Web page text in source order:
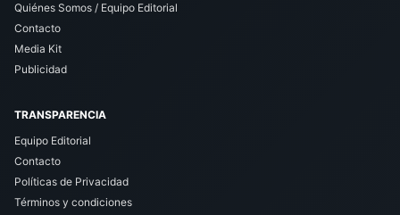
Quiénes Somos / Equipo Editorial
Contacto
Media Kit
Publicidad
TRANSPARENCIA
Equipo Editorial
Contacto
Políticas de Privacidad
Términos y condiciones